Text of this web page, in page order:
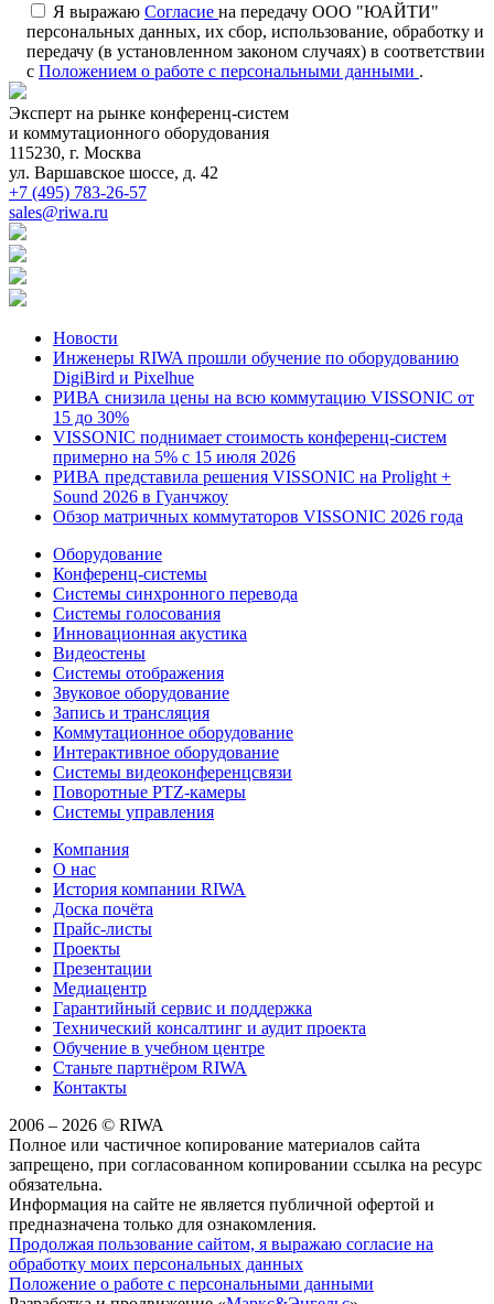
Я выражаю Согласие на передачу ООО "ЮАЙТИ"
персональных данных, их сбор, использование, обработку и
передачу (в установленном законом случаях) в соответствии
с Положением о работе с персональными данными .
Эксперт на рынке конференц-систем
и коммутационного оборудования
115230, г. Москва
ул. Варшавское шоссе, д. 42
+7 (495) 783-26-57
sales@riwa.ru
Новости
Инженеры RIWA прошли обучение по оборудованию
DigiBird и Pixelhue
РИВА снизила цены на всю коммутацию VISSONIC от
15 до 30%
VISSONIC поднимает стоимость конференц-систем
примерно на 5% с 15 июля 2026
РИВА представила решения VISSONIC на Prolight +
Sound 2026 в Гуанчжоу
Обзор матричных коммутаторов VISSONIC 2026 года
Оборудование
Конференц-системы
Системы синхронного перевода
Системы голосования
Инновационная акустика
Видеостены
Системы отображения
Звуковое оборудование
Запись и трансляция
Коммутационное оборудование
Интерактивное оборудование
Системы видеоконференцсвязи
Поворотные PTZ-камеры
Системы управления
Компания
О нас
История компании RIWA
Доска почёта
Прайс-листы
Проекты
Презентации
Медиацентр
Гарантийный сервис и поддержка
Технический консалтинг и аудит проекта
Обучение в учебном центре
Станьте партнёром RIWA
Контакты
2006 – 2026 © RIWA
Полное или частичное копирование материалов сайта
запрещено, при согласованном копировании ссылка на ресурс
обязательна.
Информация на сайте не является публичной офертой и
предназначена только для ознакомления.
Продолжая пользование сайтом, я выражаю согласие на
обработку моих персональных данных
Положение о работе с персональными данными